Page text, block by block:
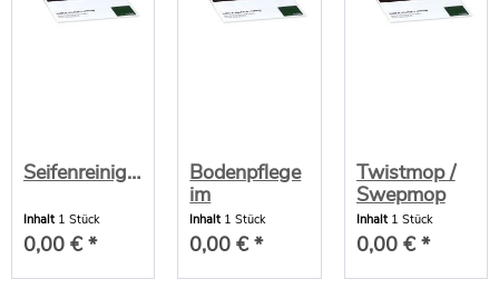
Seifenreinigung
Inhalt 1 Stück
0,00 € *
Bodenpflege
im
Wohnbereich
Inhalt 1 Stück
0,00 € *
Twistmop /
Swepmop
bedienen
Inhalt 1 Stück
0,00 € *